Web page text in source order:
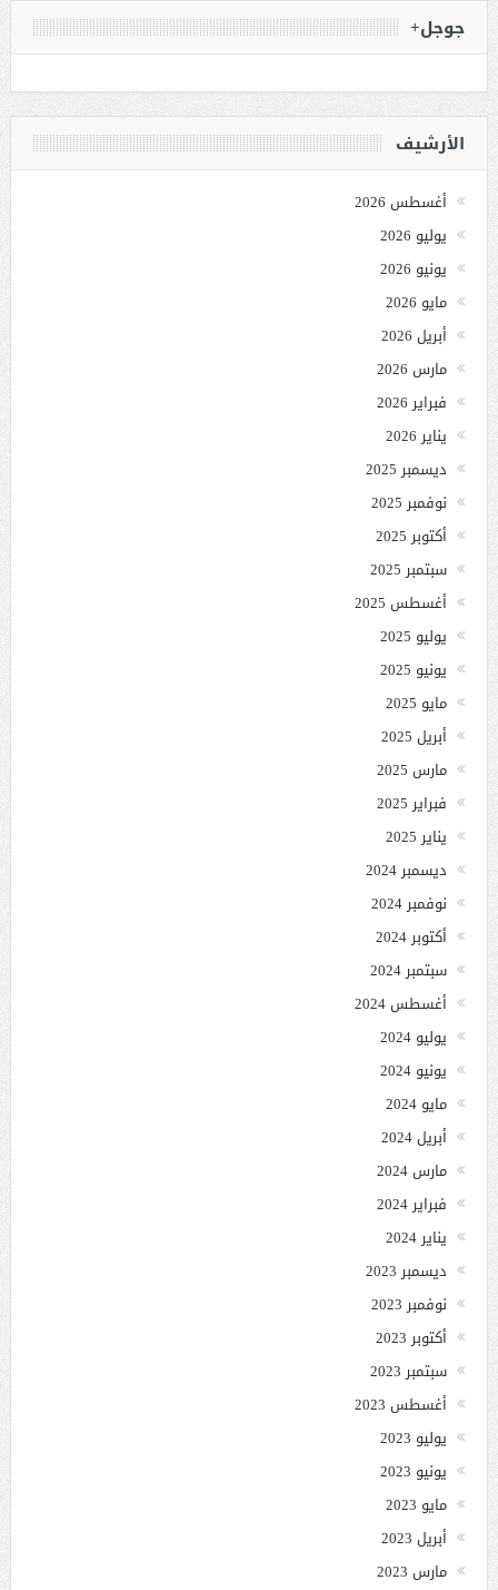
جوجل+
الأرشيف
أغسطس 2026
يوليو 2026
يونيو 2026
مايو 2026
أبريل 2026
مارس 2026
فبراير 2026
يناير 2026
ديسمبر 2025
نوفمبر 2025
أكتوبر 2025
سبتمبر 2025
أغسطس 2025
يوليو 2025
يونيو 2025
مايو 2025
أبريل 2025
مارس 2025
فبراير 2025
يناير 2025
ديسمبر 2024
نوفمبر 2024
أكتوبر 2024
سبتمبر 2024
أغسطس 2024
يوليو 2024
يونيو 2024
مايو 2024
أبريل 2024
مارس 2024
فبراير 2024
يناير 2024
ديسمبر 2023
نوفمبر 2023
أكتوبر 2023
سبتمبر 2023
أغسطس 2023
يوليو 2023
يونيو 2023
مايو 2023
أبريل 2023
مارس 2023